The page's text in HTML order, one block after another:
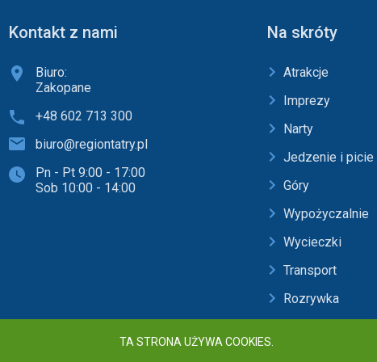
Kontakt z nami
Biuro:
Zakopane
+48 602 713 300
biuro@regiontatry.pl
Pn - Pt 9:00 - 17:00
Sob 10:00 - 14:00
Na skróty
Atrakcje
Imprezy
Narty
Jedzenie i picie
Góry
Wypożyczalnie
Wycieczki
Transport
Rozrywka
TA STRONA UŻYWA COOKIES.